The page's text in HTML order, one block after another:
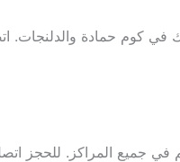
في كوم حمادة والدلنجات.
في جميع المراكز. للحجز